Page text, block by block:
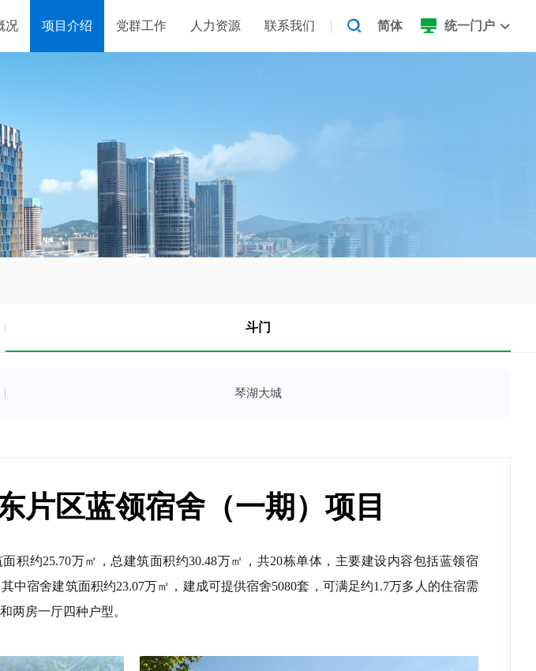
简体 统一门户
况 项目介绍 党群工作 人力资源 联系我们
斗门
琴湖大城
片区蓝领宿舍（一期）项目
积约25.70万㎡，总建筑面积约30.48万㎡，共20栋单体，主要建设内容包括蓝领宿
中宿舍建筑面积约23.07万㎡，建成可提供宿舍5080套，可满足约1.7万多人的住宿需
两房一厅四种户型。